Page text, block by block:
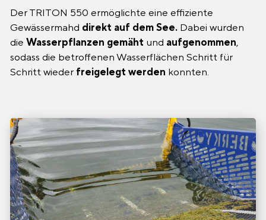
Der TRITON 550 ermöglichte eine effiziente
Gewässermahd direkt auf dem See. Dabei wurden
die Wasserpflanzen gemäht und aufgenommen,
sodass die betroffenen Wasserflächen Schritt für
Schritt wieder freigelegt werden konnten.